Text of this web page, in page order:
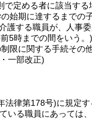
で定める者に該当す
始期に達するまでの
護する職員が、人事
5時までの間をいう。)
限に関する手続その
一部改正)
法律第178号)に規定す
いる職員にあっては